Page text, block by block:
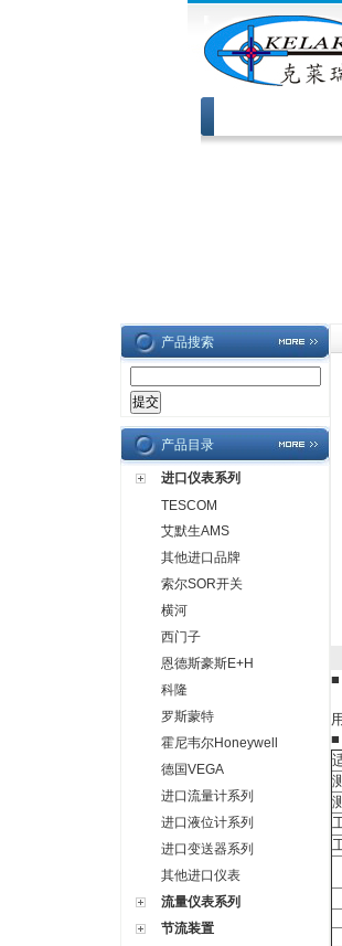
产品搜索
产品目录
进口仪表系列
TESCOM
艾默生AMS
其他进口品牌
索尔SOR开关
横河
西门子
恩德斯豪斯E+H
科隆
罗斯蒙特
霍尼韦尔Honeywell
德国VEGA
进口流量计系列
进口液位计系列
进口变送器系列
其他进口仪表
流量仪表系列
节流装置
■
■